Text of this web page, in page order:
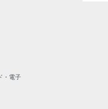
・電子